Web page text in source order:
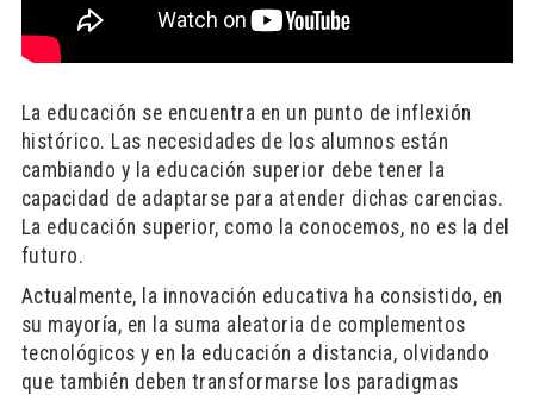
La educación se encuentra en un punto de inflexión
histórico. Las necesidades de los alumnos están
cambiando y la educación superior debe tener la
capacidad de adaptarse para atender dichas carencias.
La educación superior, como la conocemos, no es la del
futuro.
Actualmente, la innovación educativa ha consistido, en
su mayoría, en la suma aleatoria de complementos
tecnológicos y en la educación a distancia, olvidando
que también deben transformarse los paradigmas